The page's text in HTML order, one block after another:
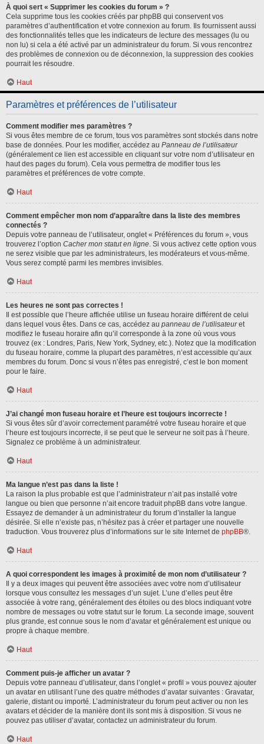
À quoi sert « Supprimer les cookies du forum » ?
Cela supprime tous les cookies créés par phpBB qui conservent vos
paramètres d’authentification et votre connexion au forum. Ils fournissent aussi
des fonctionnalités telles que les indicateurs de lecture des messages (lu ou
non lu) si cela a été activé par un administrateur du forum. Si vous rencontrez
des problèmes de connexion ou de déconnexion, la suppression des cookies
pourrait les résoudre.
Haut
Paramètres et préférences de l’utilisateur
Comment modifier mes paramètres ?
Si vous êtes membre de ce forum, tous vos paramètres sont stockés dans notre
base de données. Pour les modifier, accédez au Panneau de l’utilisateur
(généralement ce lien est accessible en cliquant sur votre nom d’utilisateur en
haut des pages du forum). Cela vous permettra de modifier tous les
paramètres et préférences de votre compte.
Haut
Comment empêcher mon nom d’apparaître dans la liste des membres
connectés ?
Depuis votre panneau de l’utilisateur, onglet « Préférences du forum », vous
trouverez l’option Cacher mon statut en ligne. Si vous activez cette option vous
ne serez visible que par les administrateurs, les modérateurs et vous-même.
Vous serez compté parmi les membres invisibles.
Haut
Les heures ne sont pas correctes !
Il est possible que l’heure affichée utilise un fuseau horaire différent de celui
dans lequel vous êtes. Dans ce cas, accédez au panneau de l’utilisateuret
modifiez le fuseau horaire afin qu’il corresponde à la zone où vous vous
trouvez (ex : Londres, Paris, New York, Sydney, etc.). Notez que la modification
du fuseau horaire, comme la plupart des paramètres, n’est accessible qu’aux
membres du forum. Donc si vous n’êtes pas enregistré, c’est le bon moment
pour le faire.
Haut
J’ai changé mon fuseau horaire et l’heure est toujours incorrecte !
Si vous êtes sûr d’avoir correctement paramétré votre fuseau horaire et que
l’heure est toujours incorrecte, il se peut que le serveur ne soit pas à l’heure.
Signalez ce problème à un administrateur.
Haut
Ma langue n’est pas dans la liste !
La raison la plus probable est que l’administrateur n’ait pas installé votre
langue ou bien que personne n’ait encore traduit phpBB dans votre langue.
Essayez de demander à un administrateur du forum d’installer la langue
désirée. Si elle n’existe pas, n’hésitez pas à créer et partager une nouvelle
traduction. Vous trouverez plus d’informations sur le site Internet de phpBB®.
Haut
A quoi correspondent les images à proximité de mon nom d’utilisateur ?
Il y a deux images qui peuvent être associées avec votre nom d’utilisateur
lorsque vous consultez les messages d’un sujet. L’une d’elles peut être
associée à votre rang, généralement des étoiles ou des blocs indiquant votre
nombre de messages ou votre statut sur le forum. La seconde image, souvent
plus grande, est connue sous le nom d’avatar et généralement est unique ou
propre à chaque membre.
Haut
Comment puis-je afficher un avatar ?
Depuis votre panneau d’utilisateur, dans l’onglet « profil » vous pouvez ajouter
un avatar en utilisant l’une des quatre méthodes d’avatar suivantes : Gravatar,
galerie, distant ou importé. L’administrateur du forum peut activer ou non les
avatars et décider de la manière dont ils sont mis à disposition. Si vous ne
pouvez pas utiliser d’avatar, contactez un administrateur du forum.
Haut